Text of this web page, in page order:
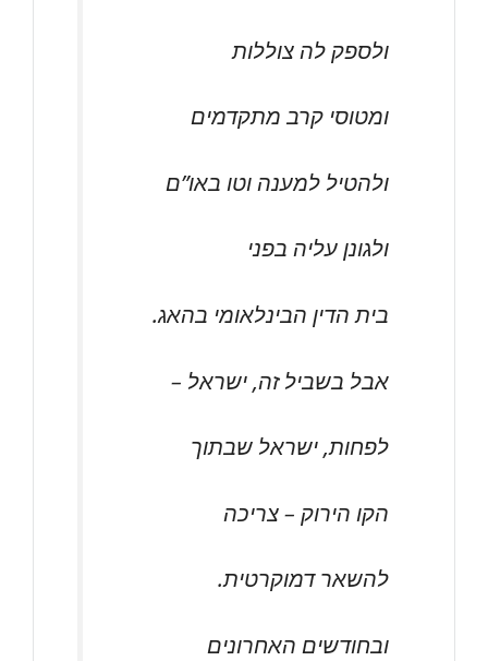
ולספק לה צוללות
ומטוסי קרב מתקדמים
ולהטיל למענה וטו באו”ם
ולגונן עליה בפני
בית הדין הבינלאומי בהאג.
אבל בשביל זה, ישראל –
לפחות, ישראל שבתוך
הקו הירוק – צריכה
להשאר דמוקרטית.
ובחודשים האחרונים